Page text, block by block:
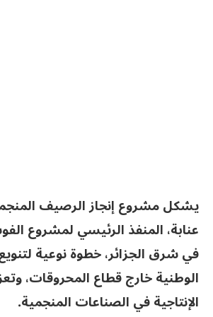
يشكل مشروع إنجاز الرصيف
عنابة، المنفذ الرئيسي لمشروع
في شرق الجزائر، خطوة نوعية
الوطنية خارج قطاع المحروقات،
الإنتاجية في الصناعات المنجمية.